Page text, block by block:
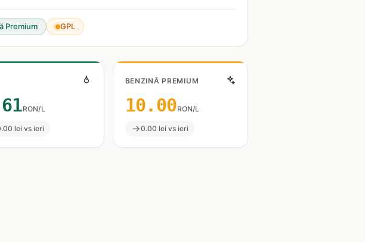
Premium GPL
RON/L
lei vs ieri
BENZINĂ PREMIUM
10.00RON/L
0.00 lei vs ieri